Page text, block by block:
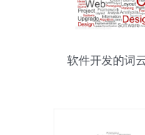
软件开发的词